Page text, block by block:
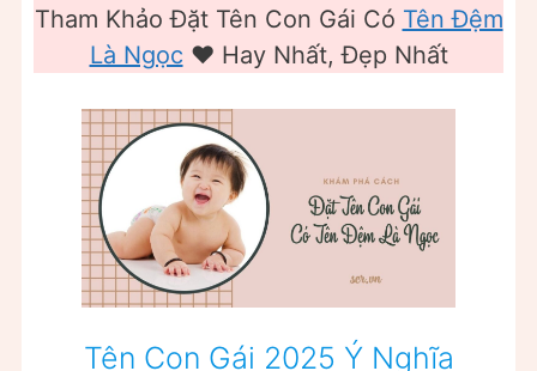
Tham Khảo Đặt Tên Con Gái Có Tên Đệm
Là Ngọc ❤️️ Hay Nhất, Đẹp Nhất
Tên Con Gái 2025 Ý Nghĩa